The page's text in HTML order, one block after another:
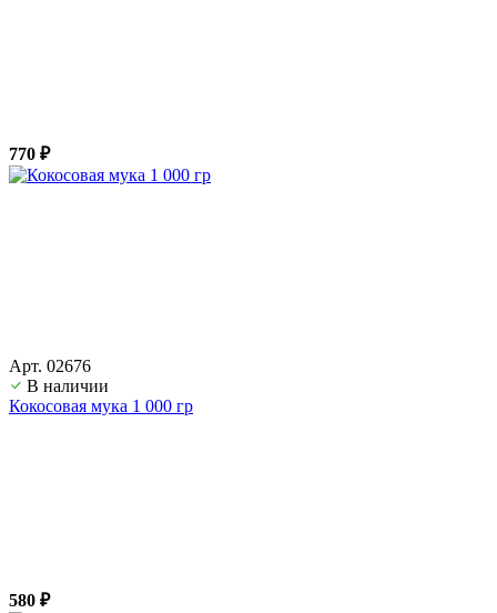
770 ₽
Арт. 02676
В наличии
Кокосовая мука 1 000 гр
580 ₽